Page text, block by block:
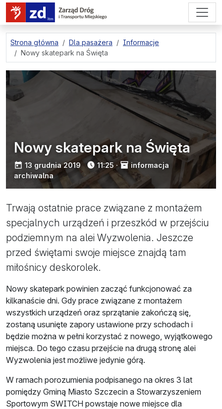
przejdź do treści strony
Strona główna Dla pasażera
Informacje
Nowy skatepark na Święta
Nowy skatepark na Święta
opublikowano:
13 grudnia 2019 11:25 ·
informacja
archiwalna
Trwają ostatnie prace związane z montażem
specjalnych urządzeń i przeszkód w przejściu
podziemnym na alei Wyzwolenia. Jeszcze
przed świętami swoje miejsce znajdą tam
miłośnicy deskorolek.
Nowy skatepark powinien zacząć funkcjonować za
kilkanaście dni. Gdy prace związane z montażem
wszystkich urządzeń oraz sprzątanie zakończą się,
zostaną usunięte zapory ustawione przy schodach i
będzie można w pełni korzystać z nowego, wyjątkowego
miejsca. Do tego czasu przejście na drugą stronę alei
Wyzwolenia jest możliwe jedynie górą.
W ramach porozumienia podpisanego na okres 3 lat
pomiędzy Gminą Miasto Szczecin a Stowarzyszeniem
Sportowym SWITCH powstaje nowe miejsce dla